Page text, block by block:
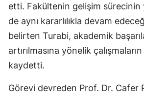
etti. Fakültenin gelişim sürecinin
de aynı kararlılıkla devam
belirten Turabi, akademik
artırılmasına yönelik
kaydetti.
Görevi devreden Prof. Dr. Cafer